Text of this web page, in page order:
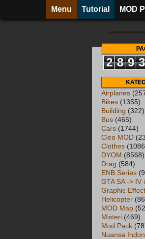
Menu Tutorial MOD
2 8 9 3
Airplanes
Bikes (1355)
Building (322)
Bus (465)
Cars (1744)
Cleo MOD
Clothes
DYOM (8568)
Drag (584)
ENB Series
GTA SA -> IV
Graphic Effect
Helicopter
MOD Map
Misteri (469)
Mod Pack
Nuansa